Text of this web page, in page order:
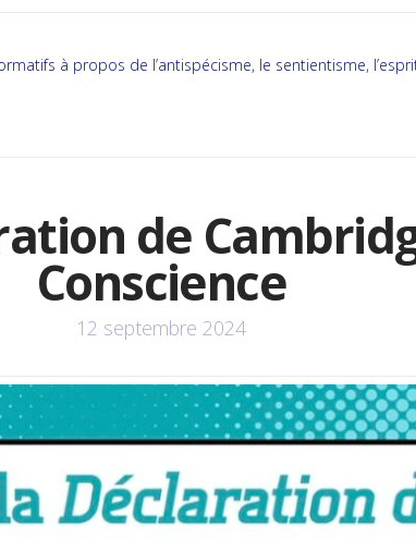
à propos de l’antispécisme, le sentientisme,
de
Conscience
12 septembre 2024